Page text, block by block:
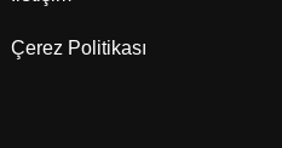
Çerez Politikası